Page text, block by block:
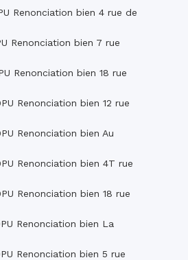
Renonciation bien 4 rue de
Renonciation bien 7 rue
Renonciation bien 18 rue
Renonciation bien 12 rue
Renonciation bien Au
Renonciation bien 4T rue
Renonciation bien 18 rue
Renonciation bien La
Renonciation bien 5 rue